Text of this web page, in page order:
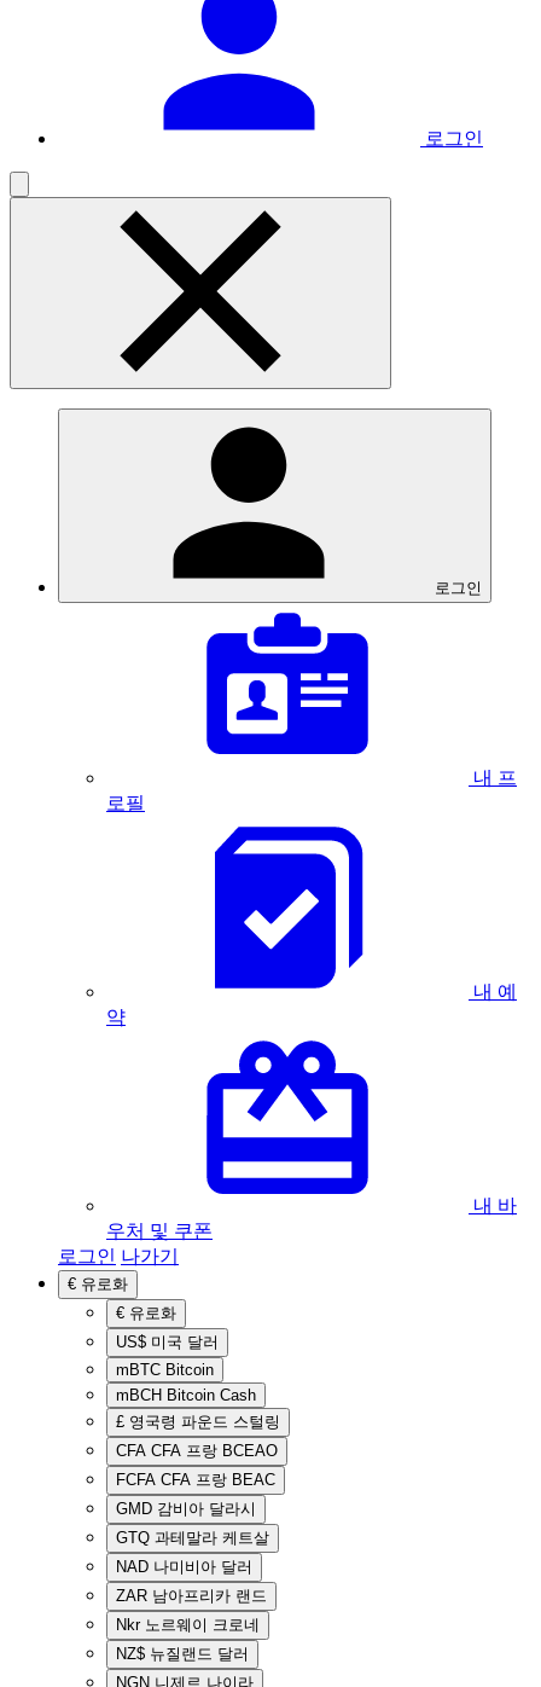
로그인
로그인
내 프
로필
내 예
약
내 바
우처 및 쿠폰
로그인 나가기
€ 유로화
€ 유로화
US$ 미국 달러
mBTC Bitcoin
mBCH Bitcoin Cash
£ 영국령 파운드 스털링
CFA CFA 프랑 BCEAO
FCFA CFA 프랑 BEAC
GMD 감비아 달라시
GTQ 과테말라 케트살
NAD 나미비아 달러
ZAR 남아프리카 랜드
Nkr 노르웨이 크로네
NZ$ 뉴질랜드 달러
NGN 니제르 나이라